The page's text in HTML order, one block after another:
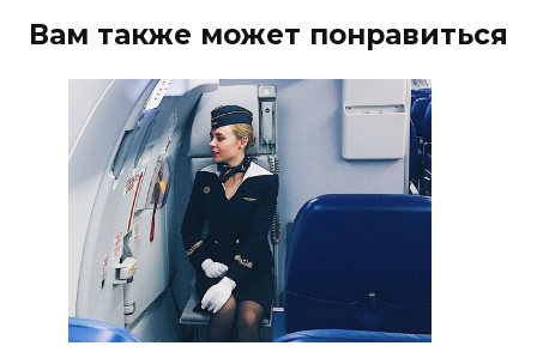
Вам также может понравиться